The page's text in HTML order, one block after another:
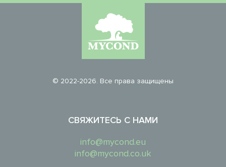
© 2022-2026. Все права защищены
СВЯЖИТЕСЬ С НАМИ
info@mycond.eu
info@mycond.co.uk